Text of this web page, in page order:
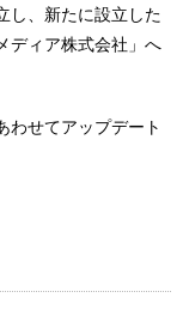
し、新たに設立した
ディア株式会社」へ
わせてアップデート